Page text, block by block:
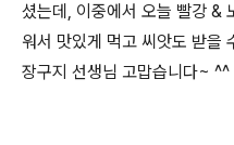
셨는데, 이중에서 오늘 빨강 &
워서 맛있게 먹고 씨앗도 받을
장구지 선생님 고맙습니다~ ^^